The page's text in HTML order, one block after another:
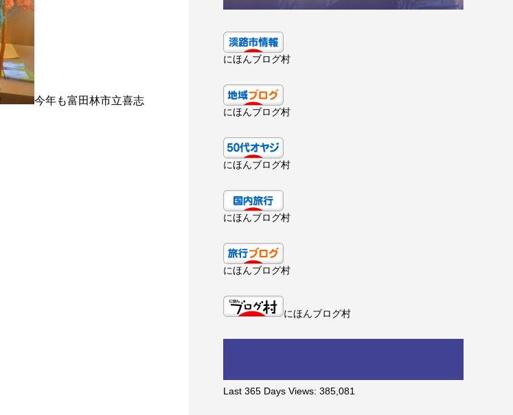
今年も富田林市立喜志
にほんブログ村
にほんブログ村
にほんブログ村
にほんブログ村
にほんブログ村
にほんブログ村
Last 365 Days Views: 385,081